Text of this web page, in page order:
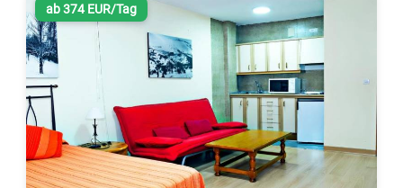
ab 374 EUR/Tag